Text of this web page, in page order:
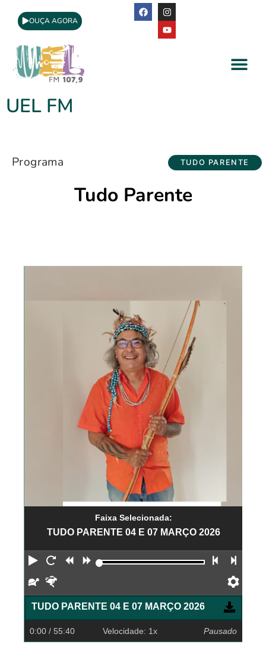
OUÇA AGORA
UEL FM
Programa TUDO PARENTE
Tudo Parente
Faixa Selecionada:
TUDO PARENTE 04 E 07 MARÇO 2026
Reproduzir
Reiniciar
Retroceder
Avançar Faixa
Devagar
TUDO PARENTE 04 E 07 MARÇO 2026
0:00 / 55:40 Velocidade: 1x Pausado